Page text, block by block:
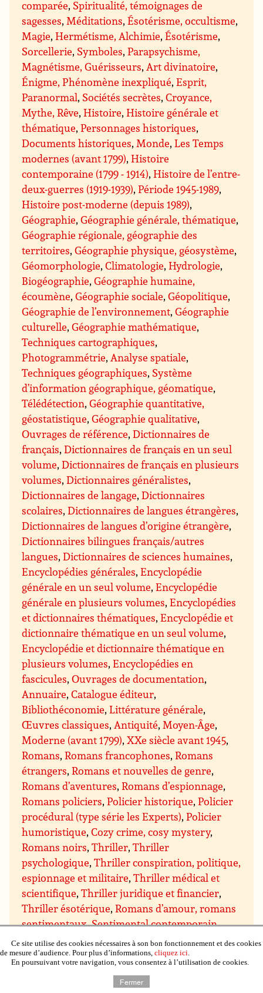
comparée, Spiritualité, témoignages de
sagesses, Méditations,Ésotérisme, occultisme,
Magie,Hermétisme, Alchimie,Ésotérisme,
Sorcellerie, Symboles,Parapsychisme,
Magnétisme, Guérisseurs, Art divinatoire,
Énigme, Phénomène inexpliqué,Esprit,
Paranormal, Sociétés secrètes,Croyance,
Mythe, Rêve,Histoire,Histoire générale et
thématique,Personnages historiques,
Documents historiques, Monde,Les Temps
modernes (avant 1799),Histoire
contemporaine (1799 - 1914),Histoire de l’entre-
deux-guerres (1919-1939),Période 1945-1989,
Histoire post-moderne (depuis 1989),
Géographie,Géographie générale, thématique,
Géographie régionale, géographie des
territoires,Géographie physique, géosystème,
Géomorphologie,Climatologie,Hydrologie,
Biogéographie,Géographie humaine,
écoumène,Géographie sociale,Géopolitique,
Géographie de l’environnement,Géographie
culturelle,Géographie mathématique,
Techniques cartographiques,
Photogrammétrie, Analyse spatiale,
Techniques géographiques, Système
d’information géographique, géomatique,
Télédétection,Géographie quantitative,
géostatistique,Géographie qualitative,
Ouvrages de référence,Dictionnaires de
français,Dictionnaires de français en un seul
volume,Dictionnaires de français en plusieurs
volumes,Dictionnaires généralistes,
Dictionnaires de langage,Dictionnaires
scolaires,Dictionnaires de langues étrangères,
Dictionnaires de langues d’origine étrangère,
Dictionnaires bilingues français/autres
langues,Dictionnaires de sciences humaines,
Encyclopédies générales,Encyclopédie
générale en un seul volume,Encyclopédie
générale en plusieurs volumes,Encyclopédies
et dictionnaires thématiques,Encyclopédie et
dictionnaire thématique en un seul volume,
Encyclopédie et dictionnaire thématique en
plusieurs volumes,Encyclopédies en
fascicules,Ouvrages de documentation,
Annuaire,Catalogue éditeur,
Bibliothéconomie,Littérature générale,
Œuvres classiques, Antiquité, Moyen-Âge,
Moderne (avant 1799),XXe siècle avant 1945,
Romans,Romans francophones,Romans
étrangers,Romans et nouvelles de genre,
Romans d’aventures,Romans d’espionnage,
Romans policiers,Policier historique,Policier
procédural (type série les Experts),Policier
humoristique,Cozy crime, cosy mystery,
Romans noirs,Thriller,Thriller
psychologique,Thriller conspiration, politique,
espionnage et militaire,Thriller médical et
scientifique,Thriller juridique et financier,
Thriller ésotérique,Romans d’amour, romans
sentimentaux,Sentimental contemporain,
Sentimental suspens , Sentimental historique
Sentimental paranormal, bit-lit,Comédie
sentimentale,Chick lit,Science-fiction,Fiction
Dystopie et Uchronie
Ce site utilise des cookies nécessaires à son bon fonctionnement et des cookies
de mesure d’audience. Pour plus d’informations, cliquez ici.
En poursuivant votre navigation, vous consentez à l’utilisation de cookies.
Fermer